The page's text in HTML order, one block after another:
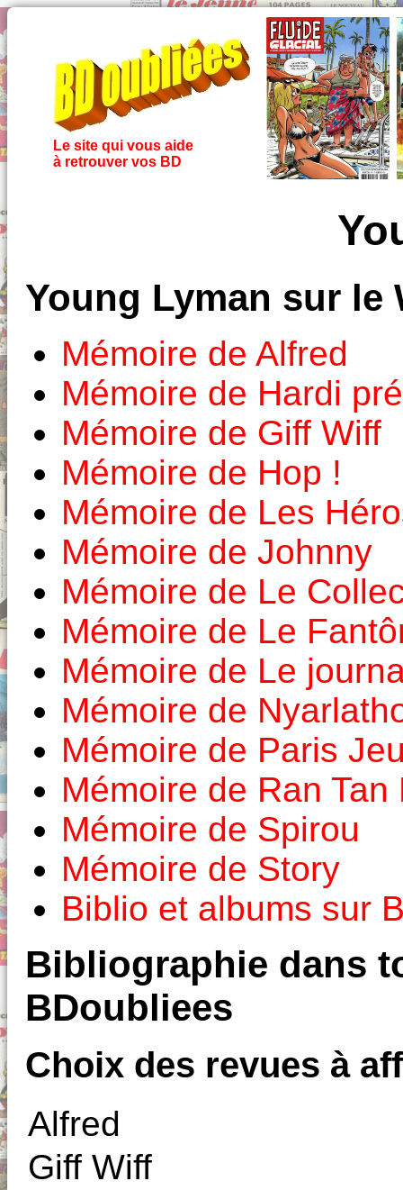
Le site qui vous aide
à retrouver vos BD
Young Lyman sur le
Mémoire de Alfred
Mémoire de Hardi
Mémoire de Giff Wiff
Mémoire de Hop !
Mémoire de Les
Mémoire de Johnny
Mémoire de Le
Mémoire de Le
Mémoire de Le
Mémoire de
Mémoire de Paris
Mémoire de Ran Tan
Mémoire de Spirou
Mémoire de Story
Biblio et albums sur
Bibliographie dans
BDoubliees
Choix des revues à
Alfred
Giff Wiff